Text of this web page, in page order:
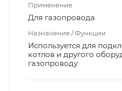
Применение
Для газопровода
Назначение / Функции
Используется для
котлов и другого
газопроводу